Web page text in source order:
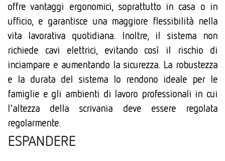
offre vantaggi ergonomici, soprattutto in casa o in
ufficio, e garantisce una maggiore flessibilità nella
vita lavorativa quotidiana. Inoltre, il sistema non
richiede cavi elettrici, evitando così il rischio di
inciampare e aumentando la sicurezza. La robustezza
e la durata del sistema lo rendono ideale per le
famiglie e gli ambienti di lavoro professionali in cui
l'altezza della scrivania deve essere regolata
regolarmente.
ESPANDERE